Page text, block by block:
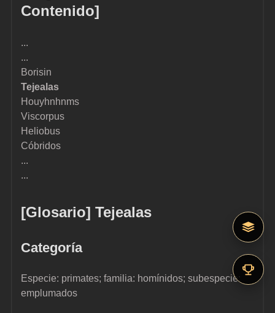
Contenido]
...
...
Borisin
Tejealas
Houyhnhnms
Viscorpus
Heliobus
Cóbridos
...
...
[Glosario] Tejealas
Categoría
Especie: primates; familia: homínidos; subespecie:
emplumados